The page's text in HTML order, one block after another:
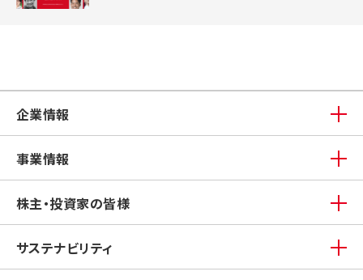
企業情報
事業情報
株主・投資家の皆様
サステナビリティ